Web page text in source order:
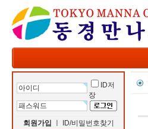
ID저
장
회원가입 ID/비밀번호찾기